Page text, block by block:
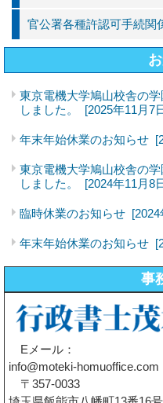
官公署各種許認可手続関
東京電機大学鳩山校舎の
しました。 [2025年11月7
年末年始休業のお知らせ
東京電機大学鳩山校舎の
しました。 [2024年11月8
臨時休業のお知らせ
年末年始休業のお知らせ
事
Eメール：
info@moteki-homuoffice.com
〒357-0033